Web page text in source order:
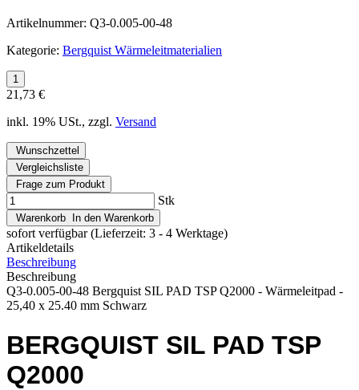
Artikelnummer: Q3-0.005-00-48
Kategorie: Bergquist Wärmeleitmaterialien
21,73 €
inkl. 19% USt., zzgl. Versand
Wunschzettel
Vergleichsliste
Frage zum Produkt
Stk
Warenkorb In den Warenkorb
sofort verfügbar (Lieferzeit: 3 - 4 Werktage)
Artikeldetails
Beschreibung
Beschreibung
Q3-0.005-00-48 Bergquist SIL PAD TSP Q2000 - Wärmeleitpad -
25,40 x 25.40 mm Schwarz
BERGQUIST SIL PAD TSP
Q2000